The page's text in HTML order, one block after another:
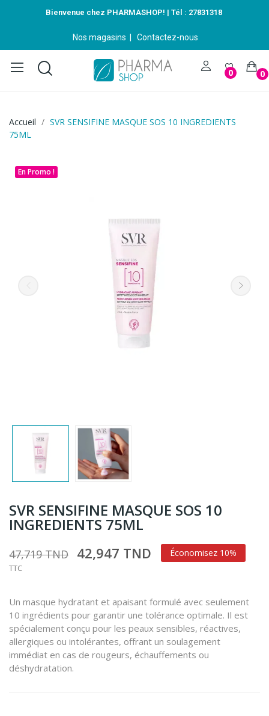
Bienvenue chez PHARMASHOP! | Tél : 27831318
Nos magasins Contactez-nous
0 0
Accueil
SVR SENSIFINE MASQUE SOS 10 INGREDIENTS
75ML
En Promo !
SVR SENSIFINE MASQUE SOS 10
INGREDIENTS 75ML
47,719 TND 42,947 TND Économisez 10%
TTC
Un masque hydratant et apaisant formulé avec seulement
10 ingrédients pour garantir une tolérance optimale. Il est
spécialement conçu pour les peaux sensibles, réactives,
allergiques ou intolérantes, offrant un soulagement
immédiat en cas de rougeurs, échauffements ou
déshydratation.